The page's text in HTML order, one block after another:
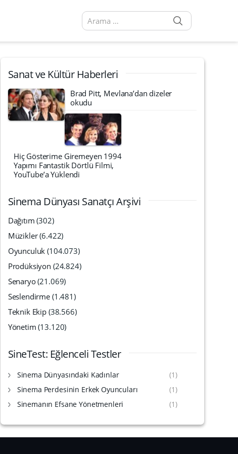
Arama sonuçları:
Sanat ve Kültür Haberleri
Brad Pitt, Mevlana’dan dizeler
okudu
Hiç Gösterime Giremeyen 1994
Yapımı Fantastik Dörtlü Filmi,
YouTube’a Yüklendi
Sinema Dünyası Sanatçı Arşivi
Dağıtım (302)
Müzikler(6.422)
Oyunculuk (104.073)
Prodüksiyon (24.824)
Senaryo(21.069)
Seslendirme (1.481)
Teknik Ekip (38.566)
Yönetim (13.120)
SineTest: Eğlenceli Testler
Sinema Dünyasındaki Kadınlar
(1)
Sinema Perdesinin Erkek Oyuncuları
(1)
Sinemanın Efsane Yönetmenleri
(1)